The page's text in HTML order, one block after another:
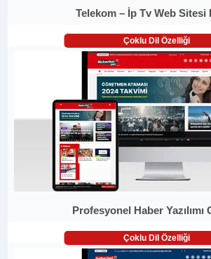
Telekom – İp Tv Web Sitesi
Çoklu Dil Özelliği
Profesyonel Haber Yazılımı
Çoklu Dil Özelliği